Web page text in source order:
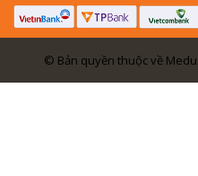
© Bản quyền thuộc về